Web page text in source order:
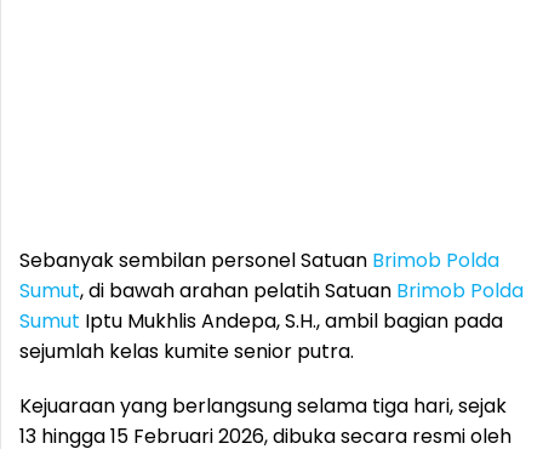
Sebanyak sembilan personel Satuan Brimob Polda
Sumut, di bawah arahan pelatih Satuan Brimob Polda
Sumut Iptu Mukhlis Andepa, S.H., ambil bagian pada
sejumlah kelas kumite senior putra.
Kejuaraan yang berlangsung selama tiga hari, sejak
13 hingga 15 Februari 2026, dibuka secara resmi oleh